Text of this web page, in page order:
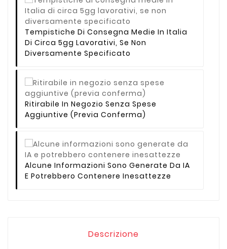
Tempistiche Di Consegna Medie In Italia
Di Circa 5gg Lavorativi, Se Non
Diversamente Specificato
Ritirabile In Negozio Senza Spese
Aggiuntive (previa Conferma)
Alcune Informazioni Sono Generate Da IA
E Potrebbero Contenere Inesattezze
Descrizione